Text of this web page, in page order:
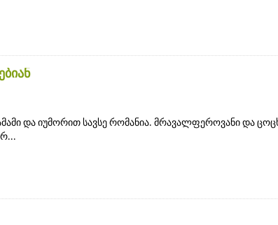
და იუმორით სავსე რომანია. მრავალფეროვანი და